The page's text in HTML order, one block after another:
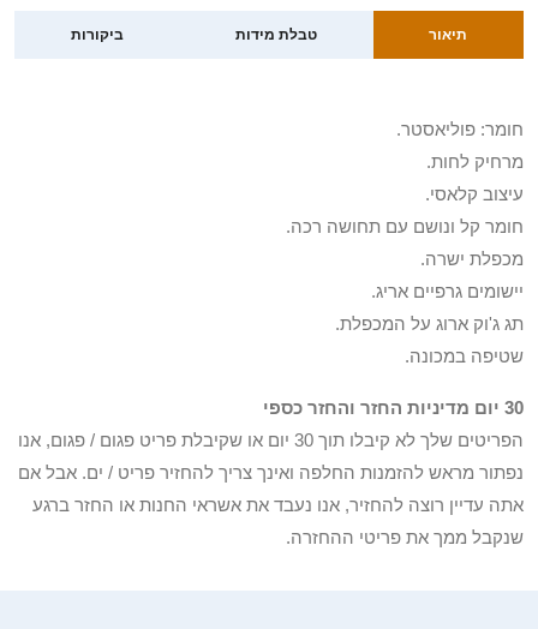
תיאור טבלת מידות ביקורות
חומר: פוליאסטר.
מרחיק לחות.
עיצוב קלאסי.
חומר קל ונושם עם תחושה רכה.
מכפלת ישרה.
יישומים גרפיים אריג.
תג ג'וק ארוג על המכפלת.
שטיפה במכונה.
30 יום מדיניות החזר והחזר כספי
הפריטים שלך לא קיבלו תוך 30 יום או שקיבלת פריט פגום / פגום, אנו
נפתור מראש להזמנות החלפה ואינך צריך להחזיר פריט / ים. אבל אם
אתה עדיין רוצה להחזיר, אנו נעבד את אשראי החנות או החזר ברגע
שנקבל ממך את פריטי ההחזרה.